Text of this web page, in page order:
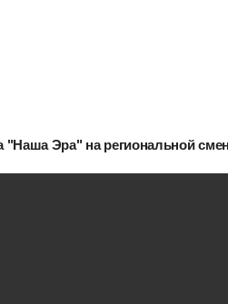
"Наша Эра" на региональной